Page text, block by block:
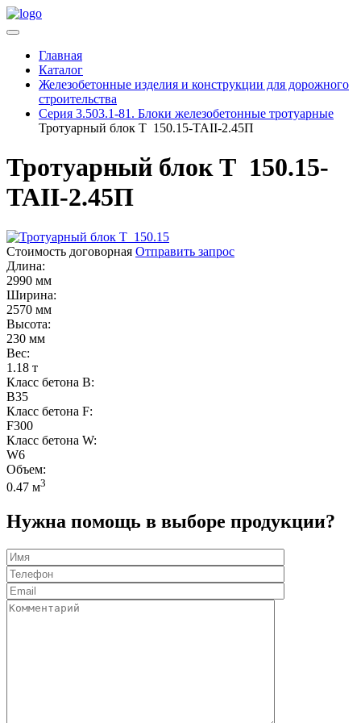
Главная
Каталог
Железобетонные изделия и конструкции для дорожного
строительства
Серия 3.503.1-81. Блоки железобетонные тротуарные
Тротуарный блок Т 150.15-TAII-2.45П
Тротуарный блок Т 150.15-
TAII-2.45П
Стоимость договорная Отправить запрос
Длина:
2990 мм
Ширина:
2570 мм
Высота:
230 мм
Вес:
1.18 т
Класс бетона B:
B35
Класс бетона F:
F300
Класс бетона W:
W6
Объем:
0.47 м3
Нужна помощь в выборе продукции?